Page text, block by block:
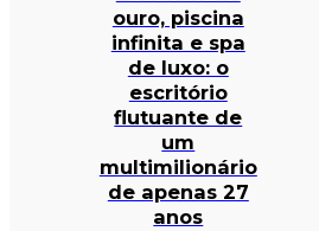
ouro, piscina
infinita e spa
de luxo: o
escritório
flutuante de
um
multimilionário
de apenas 27
anos